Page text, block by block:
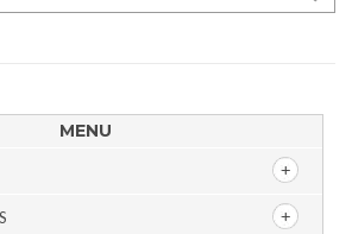
MENU